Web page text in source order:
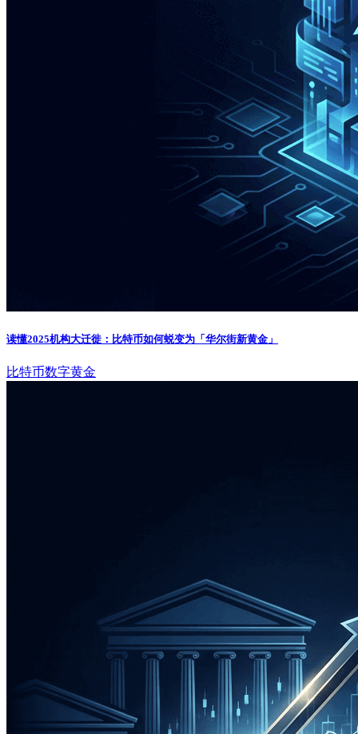
读懂2025机构大迁徙：比特币如何蜕变为「华尔街新黄金」
比特币数字黄金